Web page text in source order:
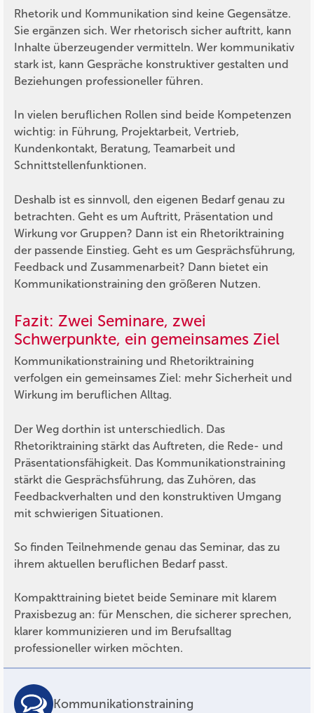
Rhetorik und Kommunikation sind keine Gegensätze.
Sie ergänzen sich. Wer rhetorisch sicher auftritt, kann
Inhalte überzeugender vermitteln. Wer kommunikativ
stark ist, kann Gespräche konstruktiver gestalten und
Beziehungen professioneller führen.
In vielen beruflichen Rollen sind beide Kompetenzen
wichtig: in Führung, Projektarbeit, Vertrieb,
Kundenkontakt, Beratung, Teamarbeit und
Schnittstellenfunktionen.
Deshalb ist es sinnvoll, den eigenen Bedarf genau zu
betrachten. Geht es um Auftritt, Präsentation und
Wirkung vor Gruppen? Dann ist ein Rhetoriktraining
der passende Einstieg. Geht es um Gesprächsführung,
Feedback und Zusammenarbeit? Dann bietet ein
Kommunikationstraining den größeren Nutzen.
Fazit: Zwei Seminare, zwei
Schwerpunkte, ein gemeinsames Ziel
Kommunikationstraining und Rhetoriktraining
verfolgen ein gemeinsames Ziel: mehr Sicherheit und
Wirkung im beruflichen Alltag.
Der Weg dorthin ist unterschiedlich. Das
Rhetoriktraining stärkt das Auftreten, die Rede- und
Präsentationsfähigkeit. Das Kommunikationstraining
stärkt die Gesprächsführung, das Zuhören, das
Feedbackverhalten und den konstruktiven Umgang
mit schwierigen Situationen.
So finden Teilnehmende genau das Seminar, das zu
ihrem aktuellen beruflichen Bedarf passt.
Kompakttraining bietet beide Seminare mit klarem
Praxisbezug an: für Menschen, die sicherer sprechen,
klarer kommunizieren und im Berufsalltag
professioneller wirken möchten.
Kommunikationstraining